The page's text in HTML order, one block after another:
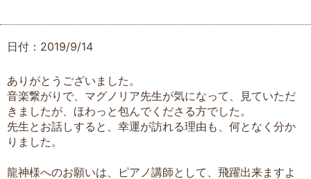
日付：2019/9/14
ありがとうございました。
音楽繋がりで、マグノリア先生が気になって、見ていただ
きましたが、ほわっと包んでくださる方でした。
先生とお話しすると、幸運が訪れる理由も、何となく分か
りました。
龍神様へのお願いは、ピアノ講師として、飛躍出来ますよ